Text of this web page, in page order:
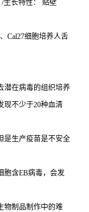
/生长特性： 贴壁
Cal27细胞培养人舌
潜在病毒的组织培养
现不少于20种血清
是生产疫苗是不安全
胞含EB病毒，会发
物制品制作中的难